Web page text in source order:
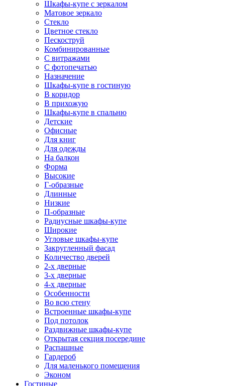
Шкафы-купе с зеркалом
Матовое зеркало
Стекло
Цветное стекло
Пескоструй
Комбинированные
С витражами
С фотопечатью
Назначение
Шкафы-купе в гостиную
В коридор
В прихожую
Шкафы-купе в спальню
Детские
Офисные
Для книг
Для одежды
На балкон
Форма
Высокие
Г-образные
Длинные
Низкие
П-образные
Радиусные шкафы-купе
Широкие
Угловые шкафы-купе
Закругленный фасад
Количество дверей
2-х дверные
3-х дверные
4-х дверные
Особенности
Во всю стену
Встроенные шкафы-купе
Под потолок
Раздвижные шкафы-купе
Открытая секция посередине
Распашные
Гардероб
Для маленького помещения
Эконом
Гостиные